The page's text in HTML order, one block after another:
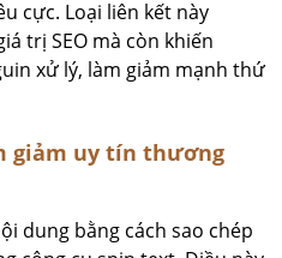
cực. Loại liên kết này
trị SEO mà còn khiến
xử lý, làm giảm mạnh thứ
giảm uy tín thương
dung bằng cách sao chép